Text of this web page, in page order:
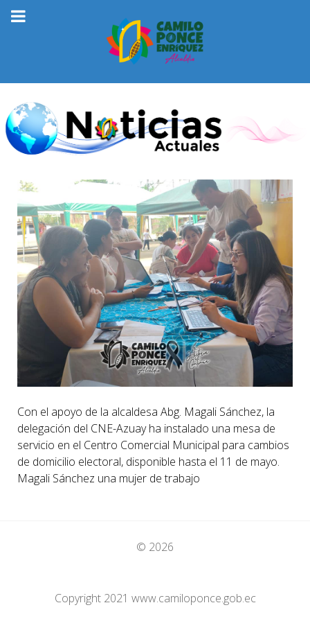
Con el apoyo de la alcaldesa Abg. Magali Sánchez, la
delegación del CNE-Azuay ha instalado una mesa de
servicio en el Centro Comercial Municipal para cambios
de domicilio electoral, disponible hasta el 11 de mayo.
Magali Sánchez una mujer de trabajo
© 2026
Copyright 2021 www.camiloponce.gob.ec